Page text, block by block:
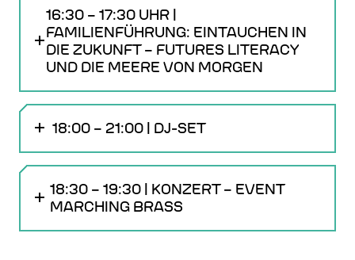
16:30 – 17:30 UHR |
FAMILIENFÜHRUNG: EINTAUCHEN IN
DIE ZUKUNFT – FUTURES LITERACY
UND DIE MEERE VON MORGEN
18:00 – 21:00 | DJ-SET
18:30 – 19:30 | KONZERT – EVENT
MARCHING BRASS